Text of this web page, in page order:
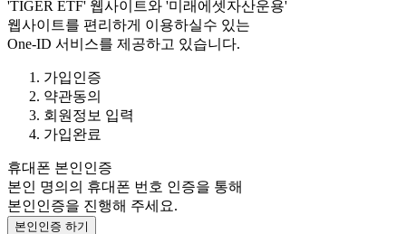
'TIGER ETF' 웹사이트와 '미래에셋자산운용'
웹사이트를 편리하게 이용하실수 있는
One-ID 서비스를 제공하고 있습니다.
가입인증
약관동의
회원정보 입력
가입완료
휴대폰 본인인증
본인 명의의 휴대폰 번호 인증을 통해
본인인증을 진행해 주세요.
본인인증 하기